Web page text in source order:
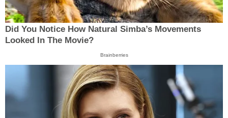
Did You Notice How Natural Simba’s Movements
Looked In The Movie?
Brainberries